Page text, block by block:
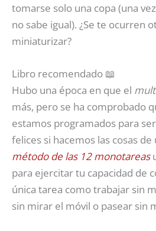
tomarse solo una copa (una
no sabe igual). ¿Se te ocurren
miniaturizar?
Libro recomendado 📖
Hubo una época en que el
más, pero se ha comprobado
estamos programados para
felices si hacemos las cosas de
método de las 12 monotareas
para ejercitar tu capacidad de
única tarea como trabajar sin
sin mirar el móvil o pasear sin